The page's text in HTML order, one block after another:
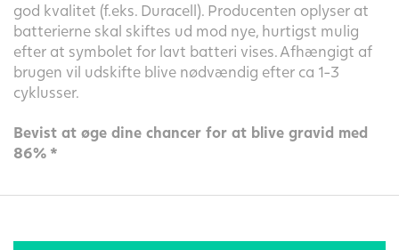
god kvalitet (f.eks. Duracell). Producenten oplyser at
batterierne skal skiftes ud mod nye, hurtigst mulig
efter at symbolet for lavt batteri vises. Afhængigt af
brugen vil udskifte blive nødvændig efter ca 1-3
cyklusser.
Bevist at øge dine chancer for at blive gravid med
86% *